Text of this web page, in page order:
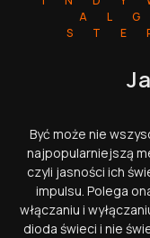
Być może nie
najpopularniejszą
czyli jasności ich
impulsu. Polega
włączaniu i
dioda świeci i nie